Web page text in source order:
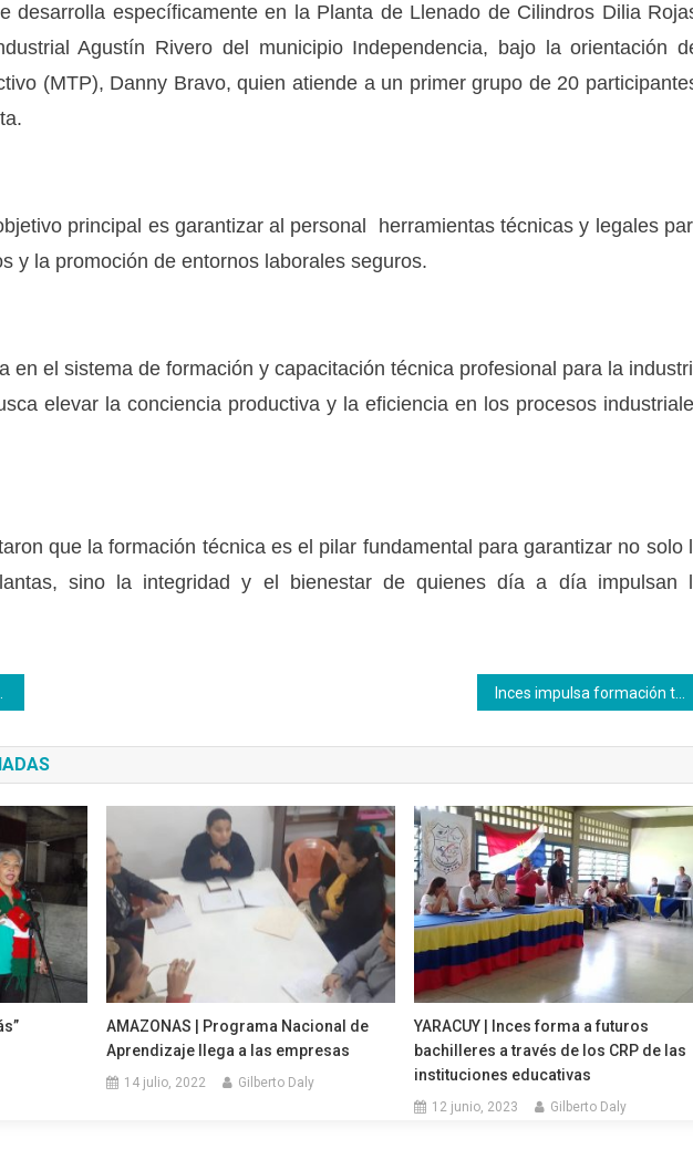
desarrolla específicamente en la Planta de Llenado de Cilindros Dilia
Agustín Rivero del municipio Independencia, bajo la orientación
(MTP), Danny Bravo, quien atiende a un primer grupo de 20
principal es garantizar al personal herramientas técnicas y legales
y la promoción de entornos laborales seguros.
en el sistema de formación y capacitación técnica profesional para la
elevar la conciencia productiva y la eficiencia en los procesos
que la formación técnica es el pilar fundamental para garantizar no solo
sino la integridad y el bienestar de quienes día a día impulsan
AMAZONAS | Programa Nacional de
Aprendizaje llega a las empresas
14 julio, 2022 Gilberto Daly
YARACUY | Inces forma a futuros
bachilleres a través de los CRP de las
instituciones educativas
12 junio, 2023 Gilberto Daly